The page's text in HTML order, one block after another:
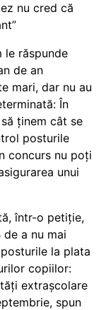
nu cred că
le răspunde
de an
mari, dar nu au
În
ținem cât se
posturile
concurs nu poți
unui
într-o petiție,
de a nu mai
la plata
copiilor:
extrașcolare
spun